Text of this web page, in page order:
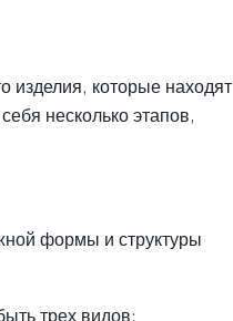
изделия, которые находят
несколько этапов,
формы и структуры